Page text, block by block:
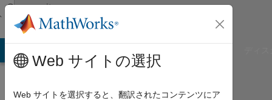
コンテンツへスキップ
Community
Profile
Web サイトの選択
Web サイトを選択すると、翻訳されたコンテンツにア